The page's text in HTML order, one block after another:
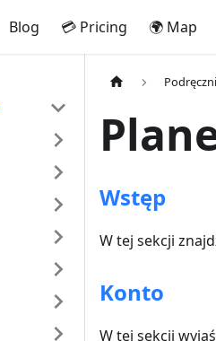
Blog 💳 Pricing 🌍 Map
Wstęp
W tej sekcji
Konto
W tej sekcji